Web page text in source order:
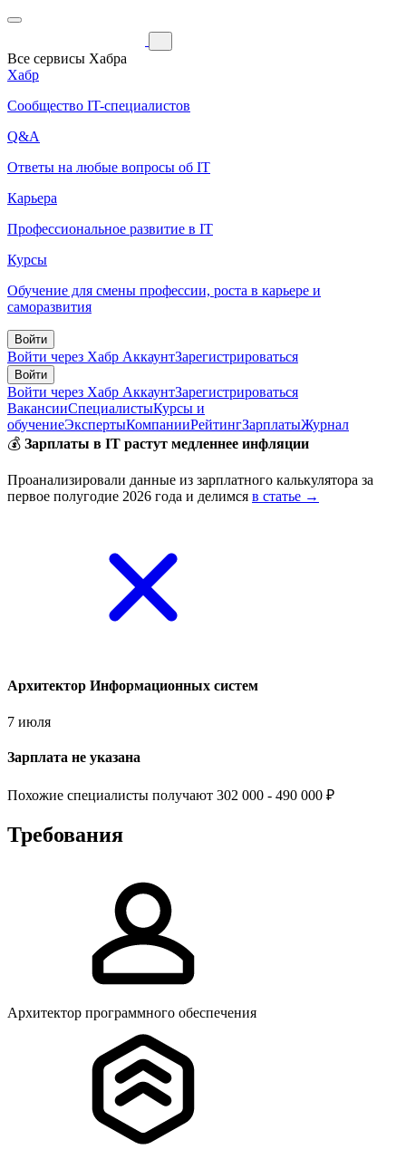
Все сервисы Хабра
Хабр
Сообщество IT-специалистов
Q&A
Ответы на любые вопросы об IT
Карьера
Профессиональное развитие в IT
Курсы
Обучение для смены профессии, роста в карьере и
саморазвития
Войти
Войти через Хабр АккаунтЗарегистрироваться
Войти
Войти через Хабр АккаунтЗарегистрироваться
ВакансииСпециалистыКурсы и
обучениеЭкспертыКомпанииРейтингЗарплатыЖурнал
💰 Зарплаты в IT растут медленнее инфляции
Проанализировали данные из зарплатного калькулятора за
первое полугодие 2026 года и делимся в статье →
Архитектор Информационных систем
7 июля
Зарплата не указана
Похожие специалисты получают 302 000 - 490 000 ₽
Требования
Архитектор программного обеспечения